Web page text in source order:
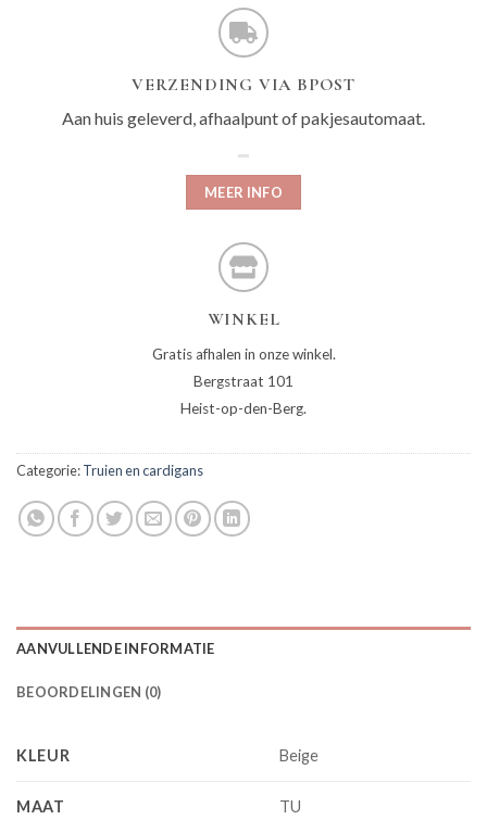
VERZENDING VIA BPOST
Aan huis geleverd, afhaalpunt of pakjesautomaat.
MEER INFO
WINKEL
Gratis afhalen in onze winkel.
Bergstraat 101
Heist-op-den-Berg.
Categorie:Truien en cardigans
AANVULLENDE INFORMATIE
BEOORDELINGEN (0)
KLEUR Beige
MAAT TU